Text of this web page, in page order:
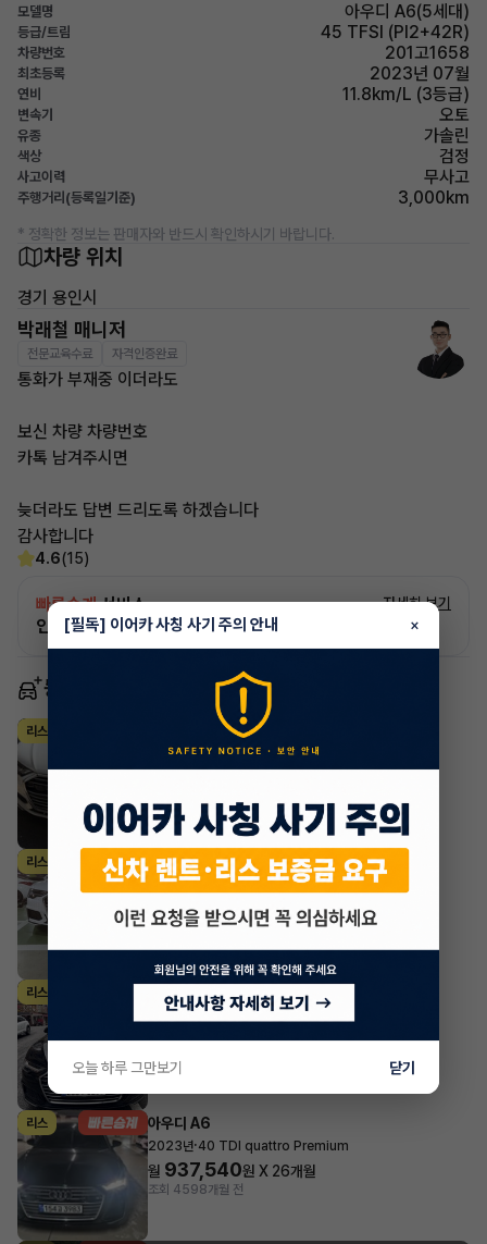
모델명 아우디 A6(5세대)
등급/트림 45 TFSI (PI2+42R)
차량번호 201고1658
최초등록 2023년 07월
연비 11.8km/L (3등급)
변속기 오토
유종 가솔린
색상 검정
사고이력 무사고
주행거리(등록일기준) 3,000km
* 정확한 정보는 판매자와 반드시 확인하시기 바랍니다.
차량 위치
경기 용인시
박래철 매니저
전문교육수료 자격인증완료
통화가 부재중 이더라도
보신 차량 차량번호
카톡 남겨주시면
늦더라도 답변 드리도록 하겠습니다
감사합니다
4.6(15)
빠른승계서비스
인증 차량으로 승계하는 이유?
자세히 보기
동일 차종 이어카
리스
2023년· 40 TDI
리스 아우디 A6
2023년·45 TFSI Premium
월1,117,550 원 X23 개월
지원금6,000,000원
조회 1,1981주 전
리스 아우디 A6
2023년· 45 TFSI Premium
월785,400원 X37개월
지원금
조회 4,784
리스 아우디 A6
2023년·40 TDI quattro Premium
월 937,540원 X 26개월
조회 4598개월 전
[필독] 이어카 사칭 사기 주의 안내 ×
오늘 하루 그만보기 닫기